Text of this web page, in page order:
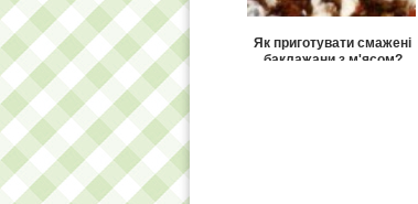
Як приготувати смажені
баклажани з м'ясом?